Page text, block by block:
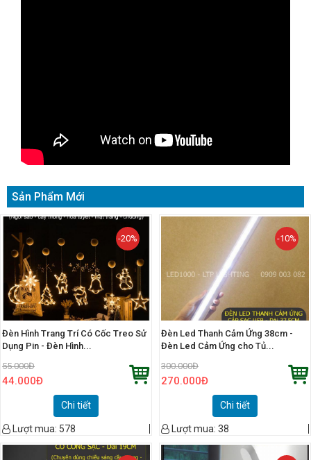
Sản Phẩm Mới
-20%
Đèn Hình Trang Trí Có Cốc Treo Sử
Dụng Pin - Đèn Hình...
55.000Đ
44.000Đ
Chi tiết
Lượt mua: 578
-10%
Đèn Led Thanh Cảm Ứng 38cm -
Đèn Led Cảm Ứng cho Tủ...
300.000Đ
270.000Đ
Chi tiết
Lượt mua: 38